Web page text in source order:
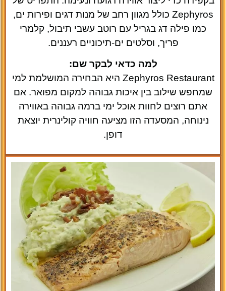
Zephyros כולל מגוון רחב של מנות דגים ופירות ים,
כמו פילה דג בגריל עם רוטב עשבי תיבול, קלמרי
פריך, וסלטים ים-תיכוניים רעננים.
למה כדאי לבקר שם:
Zephyros Restaurant היא הבחירה המושלמת למי
שמחפש שילוב בין איכות גבוהה למקום מפואר. אם
אתם רוצים לחוות אוכל ימי ברמה גבוהה באווירה
נינוחה, המסעדה הזו מציעה חוויה קולינרית יוצאת
דופן.